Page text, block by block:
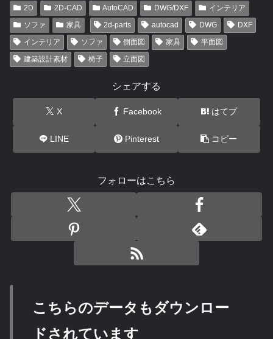
2D 2D-CAD AutoCAD DWG/DXF
インテリア
ソファ
家具 2d-parts autocad DWG
DXF
インテリア
ソファ 側面図 家具
平面図
建築設計素材
椅子 立面図
シェアする
X Facebook はてブ
LINE Pinterest コピー
フォローはこちら
こちらのデータもダウンロー
ドされています